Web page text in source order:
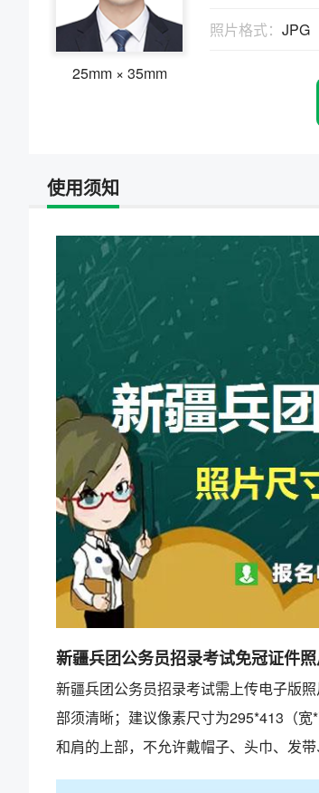
证件照回执
社保卡|居住证
网约车证|
25mm × 35mm
照片格式： JPG
使用须知
新疆兵团公务员招录考试免冠证件照
新疆兵团公务员招录考试需上传电子版
部须清晰；建议像素尺寸为295*413（
和肩的上部，不允许戴帽子、头巾、发带